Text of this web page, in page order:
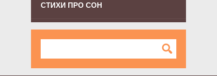
СТИХИ ПРО СОН